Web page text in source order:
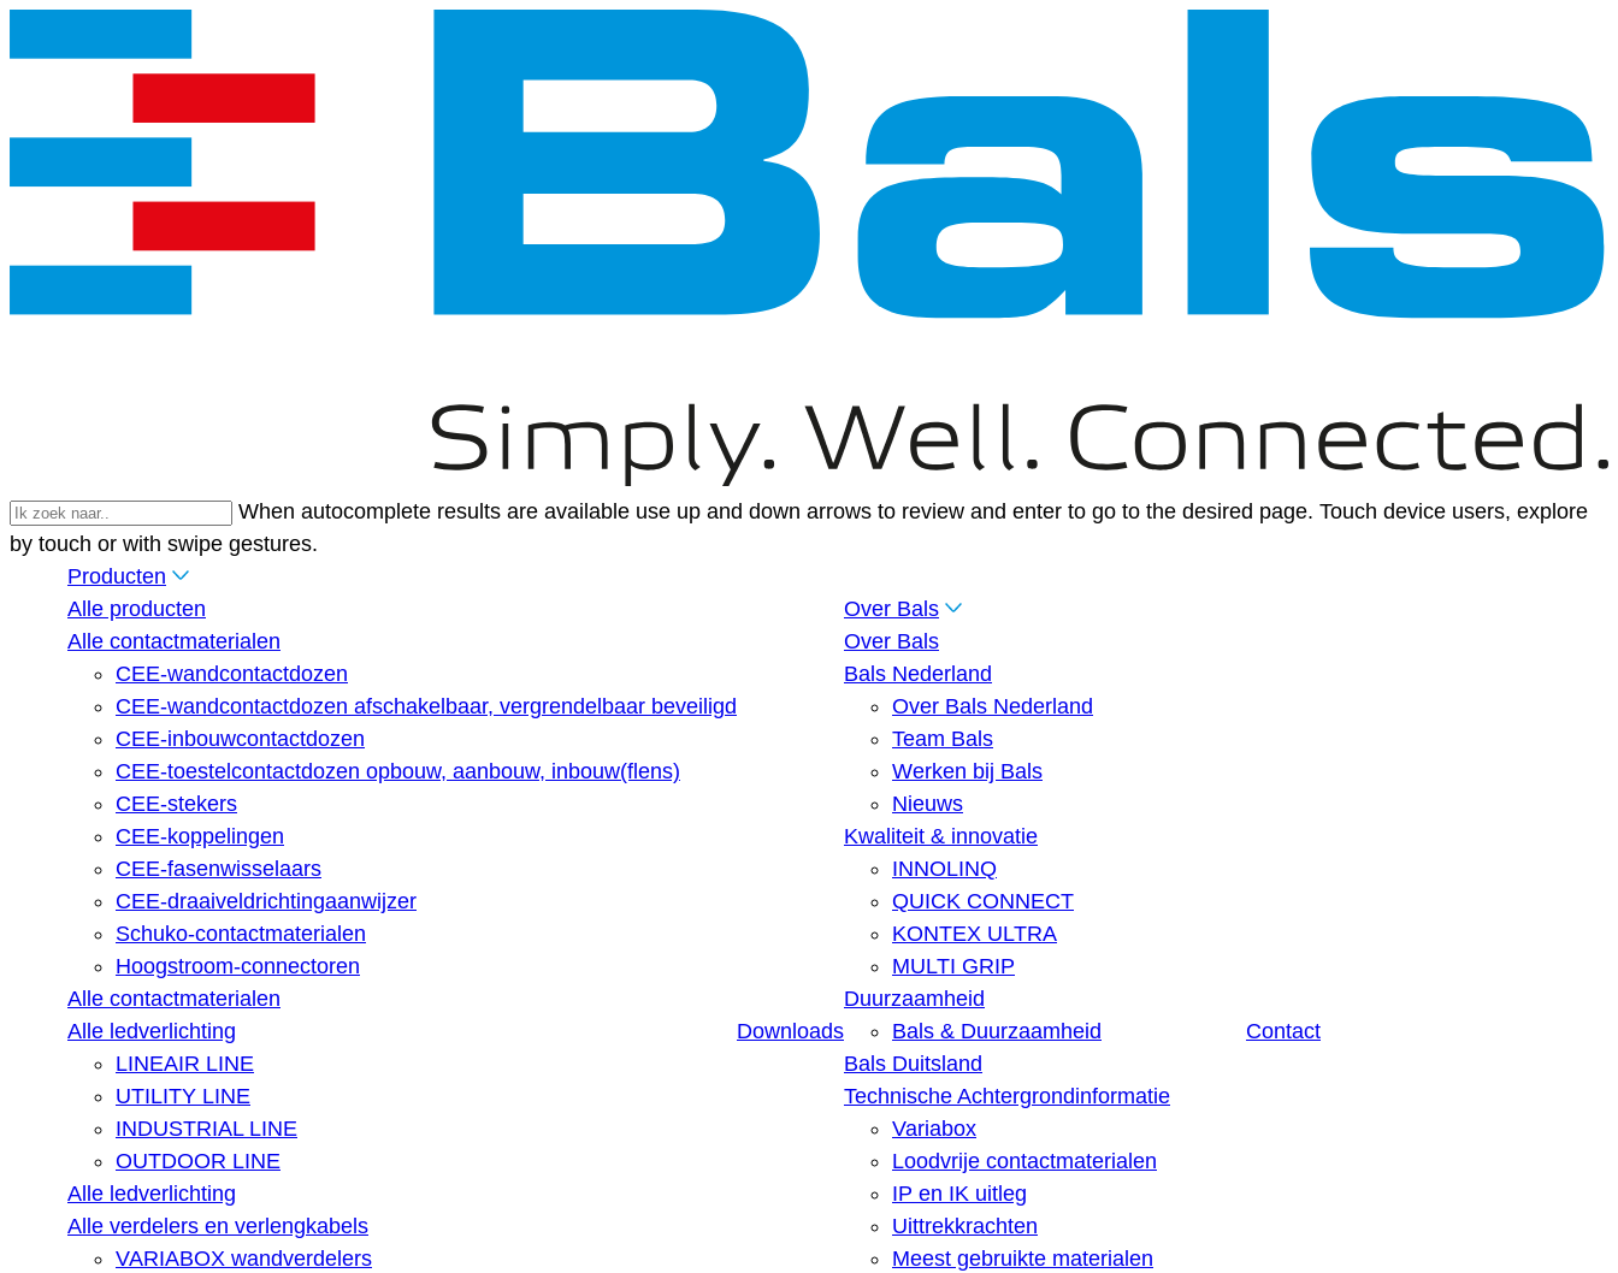
When autocomplete results are available use up and down arrows to review and enter to go to the desired page. Touch device users, explore
by touch or with swipe gestures.
Producten
Alle producten
Alle contactmaterialen
CEE-wandcontactdozen
CEE-wandcontactdozen afschakelbaar, vergrendelbaar beveiligd
CEE-inbouwcontactdozen
CEE-toestelcontactdozen opbouw, aanbouw, inbouw(flens)
CEE-stekers
CEE-koppelingen
CEE-fasenwisselaars
CEE-draaiveldrichtingaanwijzer
Schuko-contactmaterialen
Hoogstroom-connectoren
Alle contactmaterialen
Alle ledverlichting
LINEAIR LINE
UTILITY LINE
INDUSTRIAL LINE
OUTDOOR LINE
Alle ledverlichting
Alle verdelers en verlengkabels
VARIABOX wandverdelers
Downloads
Over Bals
Over Bals
Bals Nederland
Over Bals Nederland
Team Bals
Werken bij Bals
Nieuws
Kwaliteit & innovatie
INNOLINQ
QUICK CONNECT
KONTEX ULTRA
MULTI GRIP
Duurzaamheid
Bals & Duurzaamheid
Bals Duitsland
Technische Achtergrondinformatie
Variabox
Loodvrije contactmaterialen
IP en IK uitleg
Uittrekkrachten
Meest gebruikte materialen
Contact